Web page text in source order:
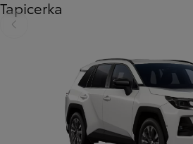
Tapicerka
Poprzedni